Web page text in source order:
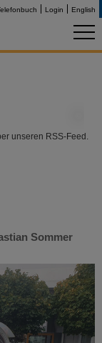
Login English
unseren RSS-Feed.
Sommer